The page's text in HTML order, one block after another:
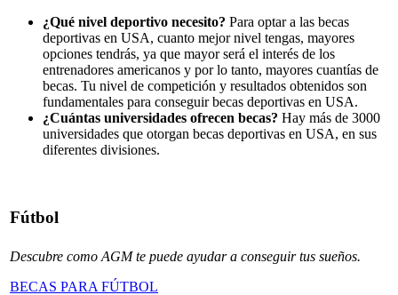
¿Qué nivel deportivo necesito? Para optar a las becas
deportivas en USA, cuanto mejor nivel tengas, mayores
opciones tendrás, ya que mayor será el interés de los
entrenadores americanos y por lo tanto, mayores cuantías de
becas. Tu nivel de competición y resultados obtenidos son
fundamentales para conseguir becas deportivas en USA.
¿Cuántas universidades ofrecen becas? Hay más de 3000
universidades que otorgan becas deportivas en USA, en sus
diferentes divisiones.
Fútbol
Descubre como AGM te puede ayudar a conseguir tus sueños.
BECAS PARA FÚTBOL